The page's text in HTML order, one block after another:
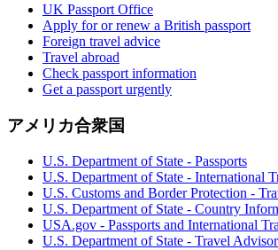
UK Passport Office
Apply for or renew a British passport
Foreign travel advice
Travel abroad
Check passport information
Get a passport urgently
アメリカ合衆国
U.S. Department of State - Passports
U.S. Department of State - International
U.S. Customs and Border Protection -
U.S. Department of State - Country
USA.gov - Passports and International
U.S. Department of State - Travel